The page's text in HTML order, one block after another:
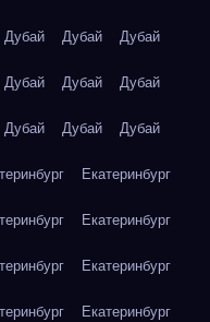
Дубай Дубай Дубай
Дубай Дубай Дубай
Дубай Дубай Дубай
Екатеринбург
Екатеринбург
Екатеринбург
Екатеринбург